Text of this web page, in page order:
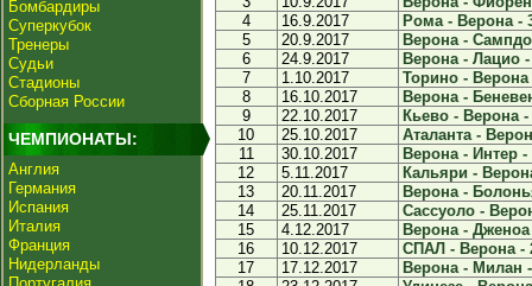
Бомбардиры
Суперкубок
Тренеры
Судьи
Стадионы
Сборная России
ЧЕМПИОНАТЫ:
Англия
Германия
Испания
Италия
Франция
Нидерланды
4
16.9.2017
Рома - Верона -
5
20.9.2017
Верона -
6
24.9.2017
Верона - Лацио -
7
1.10.2017
Торино - Верона
8
16.10.2017
Верона -
9
22.10.2017
Кьево - Верона -
10
25.10.2017
Аталанта -
11
30.10.2017
Верона - Интер -
12
5.11.2017
Кальяри -
13
20.11.2017
Верона -
14
25.11.2017
Сассуоло -
15
4.12.2017
Верона - Дженоа
16
10.12.2017
СПАЛ - Верона -
17
17.12.2017
Верона - Милан